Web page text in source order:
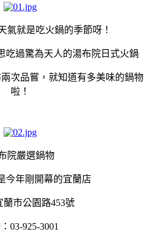
氣就是吃火鍋的季節呀！
吃過驚為天人的湯布院日式火鍋
次品嘗，就知道有多美味的鍋物
啦！
院嚴選鍋物
今年剛開幕的宜蘭店
蘭市公園路453號
03-925-3001